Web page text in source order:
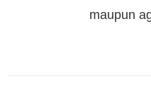
maupun